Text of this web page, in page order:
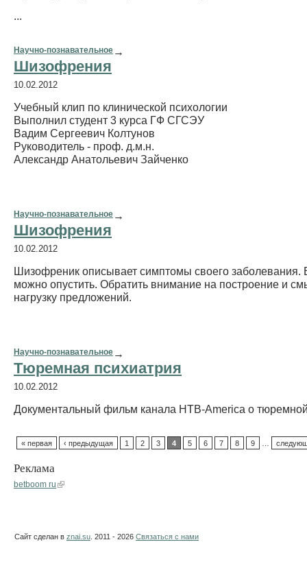
Научно-познавательное →
Шизофрения
10.02.2012
Учебный клип по клинической психологии
Выполнил студент 3 курса ГФ СГСЭУ
Вадим Сергеевич Колтунов
Руководитель - проф. д.м.н.
Александр Анатольевич Зайченко
Научно-познавательное →
Шизофрения
10.02.2012
Шизофреник описывает симптомы своего заболевания.
можно опустить. Обратить внимание на построение и
нагрузку предложений.
Научно-познавательное →
Тюремная психиатрия
10.02.2012
Документальный фильм канала НТВ-America о
« первая ‹ предыдущая 1 2 3 4 5 6 7 8 9
Реклама
betboom ru
Сайт сделан в znai.su . 2011 - 2026 Связаться с нами